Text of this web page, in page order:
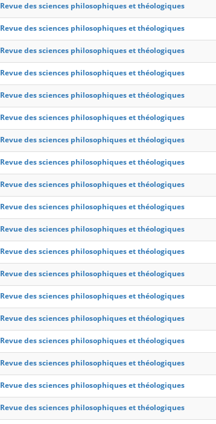
Revue des sciences philosophiques et théologiques
Revue des sciences philosophiques et théologiques
Revue des sciences philosophiques et théologiques
Revue des sciences philosophiques et théologiques
Revue des sciences philosophiques et théologiques
Revue des sciences philosophiques et théologiques
Revue des sciences philosophiques et théologiques
Revue des sciences philosophiques et théologiques
Revue des sciences philosophiques et théologiques
Revue des sciences philosophiques et théologiques
Revue des sciences philosophiques et théologiques
Revue des sciences philosophiques et théologiques
Revue des sciences philosophiques et théologiques
Revue des sciences philosophiques et théologiques
Revue des sciences philosophiques et théologiques
Revue des sciences philosophiques et théologiques
Revue des sciences philosophiques et théologiques
Revue des sciences philosophiques et théologiques
Revue des sciences philosophiques et théologiques